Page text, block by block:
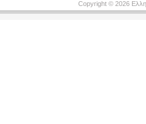
Copyright © 2026